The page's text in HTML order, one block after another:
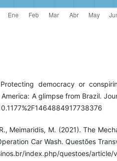
democracy or
A glimpse from Brazil.
Meimaridis, M. (2021). The
Car Wash. Questões
index.php/questoes/article/